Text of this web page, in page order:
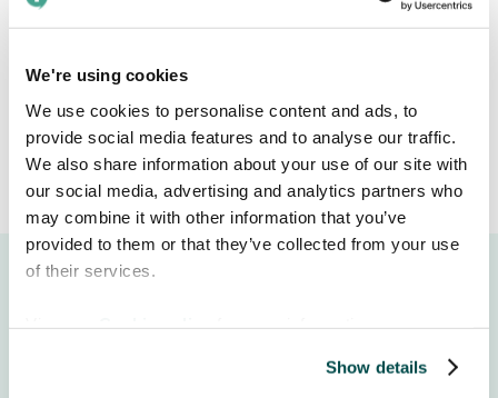
We're using cookies
We use cookies to personalise content and ads, to
provide social media features and to analyse our traffic.
We also share information about your use of our site with
our social media, advertising and analytics partners who
may combine it with other information that you’ve
provided to them or that they’ve collected from your use
of their services.
Show details
Release date:February 6, 2026